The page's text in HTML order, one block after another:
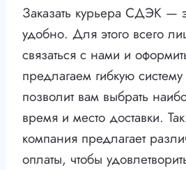
Заказать курьера СДЭК —
удобно. Для этого всего
связаться с нами и
предлагаем гибкую систему
позволит вам выбрать
время и место доставки.
компания предлагает
оплаты, чтобы